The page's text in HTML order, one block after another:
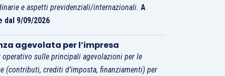
e aspetti previdenziali/internazionali.A
dal 9/09/2026
agevolata per l’impresa
operativo sulle principali agevolazioni per le
(contributi, crediti d’imposta, finanziamenti) per